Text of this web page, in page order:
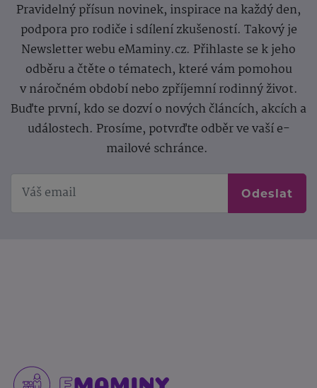
Pravidelný přísun novinek, inspirace na každý den,
podpora pro rodiče i sdílení zkušeností. Takový je
Newsletter webu eMaminy.cz. Přihlaste se k jeho
odběru a čtěte o tématech, které vám pomohou
v náročném období nebo zpříjemní rodinný život.
Buďte první, kdo se dozví o nových článcích, akcích a
událostech. Prosíme, potvrďte odběr ve vaší e-
mailové schránce.
Odeslat